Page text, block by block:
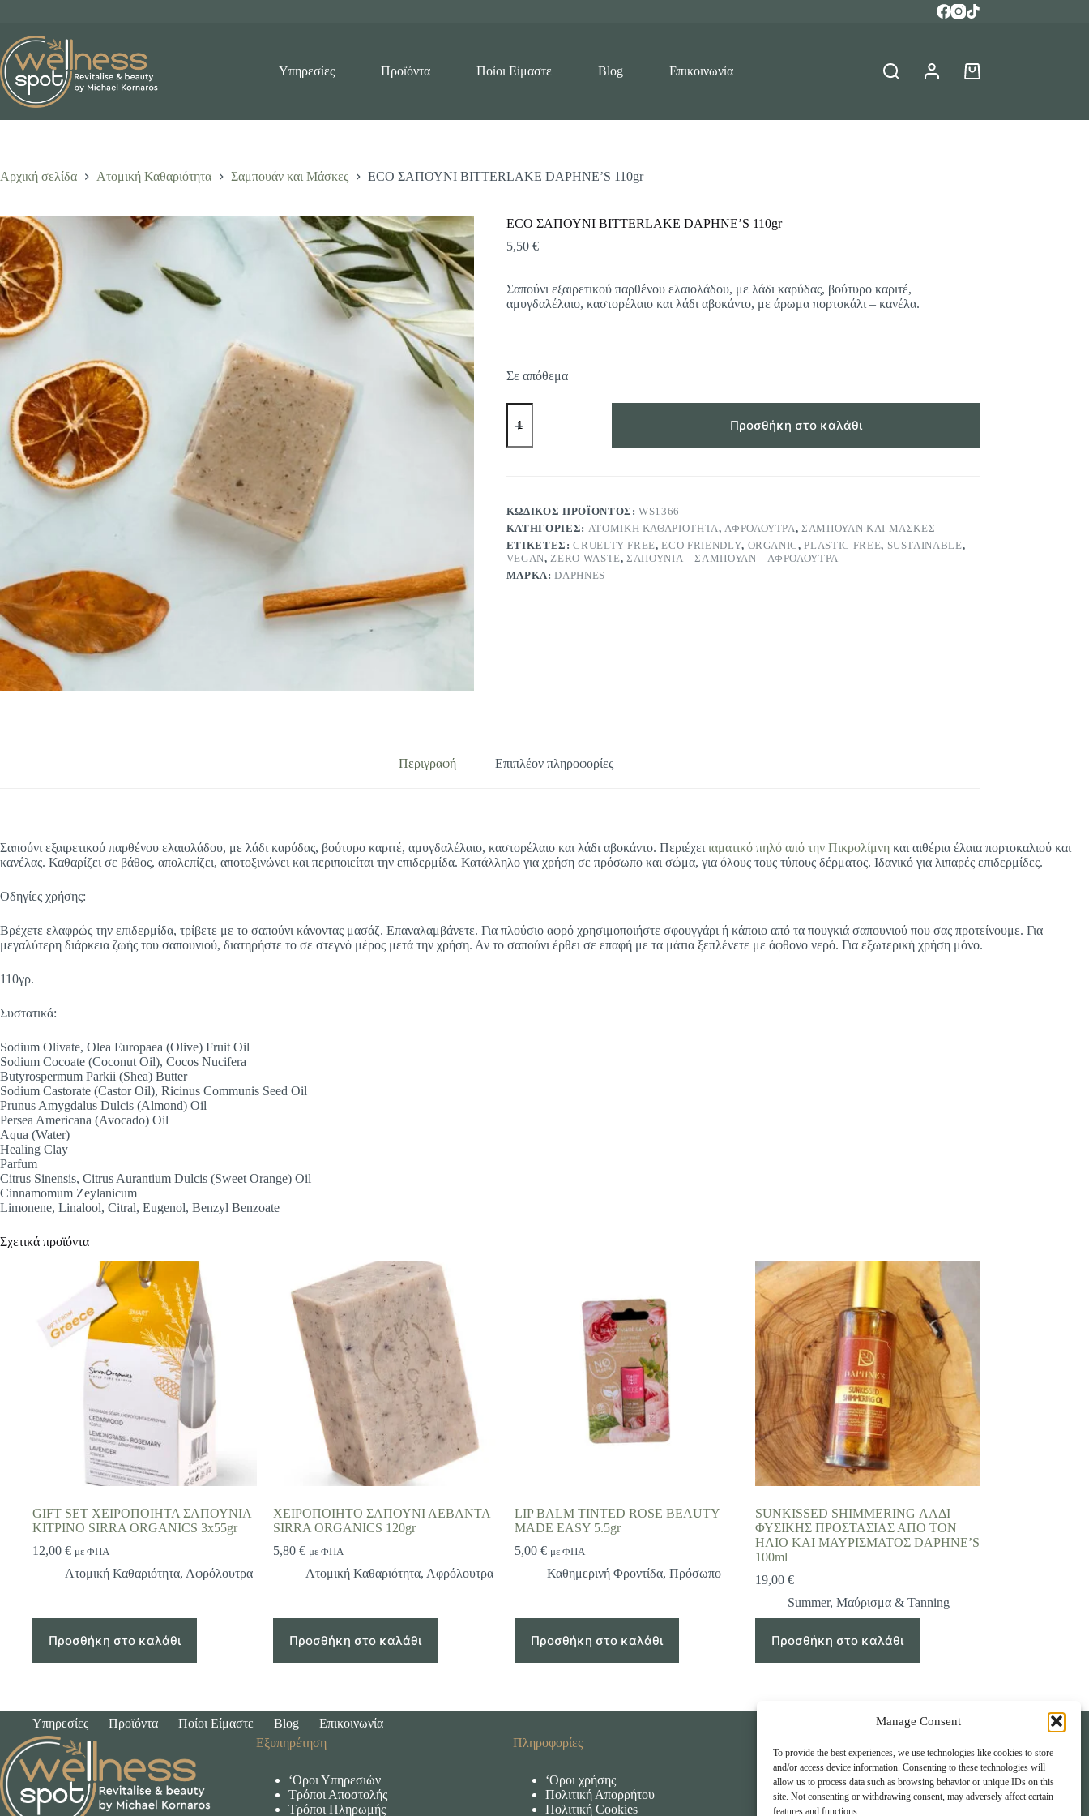
Manage Consent
To provide the best experiences, we use technologies like cookies to store
and/or access device information. Consenting to these technologies will
allow us to process data such as browsing behavior or unique IDs on this
site. Not consenting or withdrawing consent, may adversely affect certain
features and functions.
περιεχόμενο
Υπηρεσίες Προϊόντα Ποίοι Είμαστε Blog Επικοινωνία
Καλάθι
Αρχική σελίδα Ατομική Καθαριότητα Σαμπουάν και Μάσκες ECO ΣΑΠΟΥΝΙ BITTERLAKE DAPHNE’S 110gr
ECO ΣΑΠΟΥΝΙ BITTERLAKE DAPHNE’S 110gr
5,50 €
Σαπούνι εξαιρετικού παρθένου ελαιολάδου, με λάδι καρύδας, βούτυρο καριτέ,
αμυγδαλέλαιο, καστορέλαιο και λάδι αβοκάντο, με άρωμα πορτοκάλι – κανέλα.
Σε απόθεμα
ECO
ΣΑΠΟΥΝΙ
DAPHNE'S
Προσθήκη στο καλάθι
ΚΩΔΙΚΌΣ ΠΡΟΪΌΝΤΟΣ:WS1366
ΚΑΤΗΓΟΡΊΕΣ: ΑΤΟΜΙΚΉ ΚΑΘΑΡΙΌΤΗΤΑ,ΑΦΡΌΛΟΥΤΡΑ,ΣΑΜΠΟΥΆΝ ΚΑΙ ΜΆΣΚΕΣ
ΕΤΙΚΈΤΕΣ:CRUELTY FREE,ECO FRIENDLY, ORGANIC,PLASTIC FREE, SUSTAINABLE,
VEGAN,ZERO WASTE,ΣΑΠΟΥΝΙΑ – ΣΑΜΠΟΥΑΝ – ΑΦΡΟΛΟΥΤΡΑ
ΜΆΡΚΑ:DAPHNES
Περιγραφή Επιπλέον πληροφορίες
Σαπούνι εξαιρετικού παρθένου ελαιολάδου, με λάδι καρύδας, βούτυρο καριτέ, αμυγδαλέλαιο, καστορέλαιο και λάδι αβοκάντο. Περιέχει ιαματικό πηλό από την Πικρολίμνη και αιθέρια έλαια πορτοκαλιού και
κανέλας. Καθαρίζει σε βάθος, απολεπίζει, αποτοξινώνει και περιποιείται την επιδερμίδα. Κατάλληλο για χρήση σε πρόσωπο και σώμα, για όλους τους τύπους δέρματος. Ιδανικό για λιπαρές επιδερμίδες.
Οδηγίες χρήσης:
Βρέχετε ελαφρώς την επιδερμίδα, τρίβετε με το σαπούνι κάνοντας μασάζ. Επαναλαμβάνετε. Για πλούσιο αφρό χρησιμοποιήστε σφουγγάρι ή κάποιο από τα πουγκιά σαπουνιού που σας προτείνουμε. Για
μεγαλύτερη διάρκεια ζωής του σαπουνιού, διατηρήστε το σε στεγνό μέρος μετά την χρήση. Αν το σαπούνι έρθει σε επαφή με τα μάτια ξεπλένετε με άφθονο νερό. Για εξωτερική χρήση μόνο.
110γρ.
Συστατικά:
Sodium Olivate, Olea Europaea (Olive) Fruit Oil
Sodium Cocoate (Coconut Oil), Cocos Nucifera
Butyrospermum Parkii (Shea) Butter
Sodium Castorate (Castor Oil), Ricinus Communis Seed Oil
Prunus Amygdalus Dulcis (Almond) Oil
Persea Americana (Avocado) Oil
Aqua (Water)
Healing Clay
Parfum
Citrus Sinensis, Citrus Aurantium Dulcis (Sweet Orange) Oil
Cinnamomum Zeylanicum
Limonene, Linalool, Citral, Eugenol, Benzyl Benzoate
Σχετικά προϊόντα
GIFT SET ΧΕΙΡΟΠΟΙΗΤΑ ΣΑΠΟΥΝΙΑ
ΚΙΤΡΙΝΟ SIRRA ORGANICS 3x55gr
12,00 € με ΦΠΑ
Ατομική Καθαριότητα, Αφρόλουτρα
Προσθήκη στο καλάθι
ΧΕΙΡΟΠΟΙΗΤΟ ΣΑΠΟΥΝΙ ΛΕΒΑΝΤΑ
SIRRA ORGANICS 120gr
5,80€ με ΦΠΑ
Ατομική Καθαριότητα, Αφρόλουτρα
Προσθήκη στο καλάθι
LIP BALM TINTED ROSE BEAUTY
MADE EASY 5.5gr
5,00 € με ΦΠΑ
Καθημερινή Φροντίδα, Πρόσωπο
Προσθήκη στο καλάθι
SUNKISSED SHIMMERING ΛΑΔΙ
ΦΥΣΙΚΗΣ ΠΡΟΣΤΑΣΙΑΣ ΑΠΟ ΤΟΝ
ΗΛΙΟ ΚΑΙ ΜΑΥΡΙΣΜΑΤΟΣ DAPHNE’S
100ml
19,00€
Summer,Μαύρισμα & Tanning
Προσθήκη στο καλάθι
Υπηρεσίες Προϊόντα Ποίοι Είμαστε Blog
Επικοινωνία
Εξυπηρέτηση
‘Οροι Υπηρεσιών
Τρόποι Αποστολής
Τρόποι Πληρωμής
Πληροφορίες
‘Οροι χρήσης
Πολιτική Απορρήτου
Πολιτική Cookies
Β. Κορνάρου 59 Σητεία
(+30) 2843400857